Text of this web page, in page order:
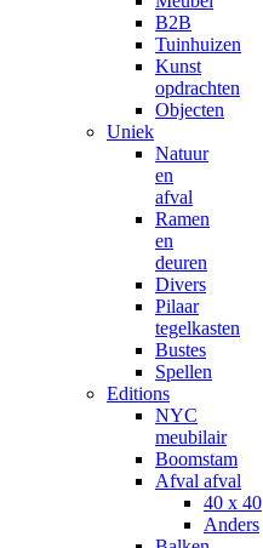
B2B
Tuinhuizen
Kunst
opdrachten
Objecten
Uniek
Natuur
en
afval
Ramen
en
deuren
Divers
Pilaar
tegelkasten
Bustes
Spellen
Editions
NYC
meubilair
Boomstam
Afval afval
40 x 40
Anders